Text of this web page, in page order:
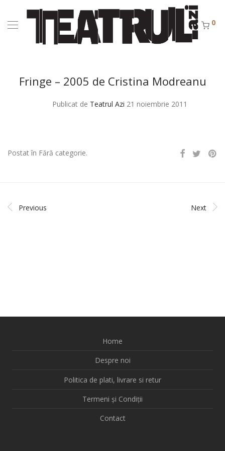
0
Fringe – 2005 de Cristina Modreanu
Publicat de Teatrul Azi 21 noiembrie 2011
Postat în Fără categorie.
Previous Next
Home
Despre noi
Politica de plati, livrare si retur
Termeni și Condiții
Contact